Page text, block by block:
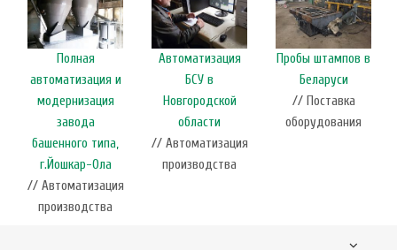
Полная
автоматизация и
модернизация
завода
башенного типа,
г.Йошкар-Ола
// Автоматизация
производства
Автоматизация
БСУ в
Новгородской
области
// Автоматизация
производства
Пробы штампов в
Беларуси
// Поставка
оборудования